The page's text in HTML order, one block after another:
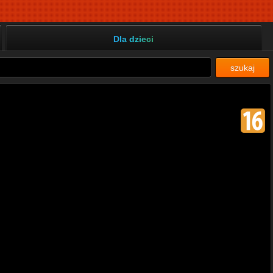
Dla dzieci
szukaj